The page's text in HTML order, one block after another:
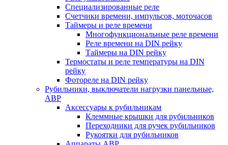
Специализированные реле
Счетчики времени, импульсов, моточасов
Таймеры и реле времени
Многофункциональные реле времени
Реле времени на DIN рейку
Таймеры на DIN рейку
Термостаты и реле температуры на DIN
рейку
Фотореле на DIN рейку
Рубильники, выключатели нагрузки панельные,
АВР
Аксессуары к рубильникам
Клеммные крышки для рубильников
Переходники для ручек рубильников
Рукоятки для рубильников